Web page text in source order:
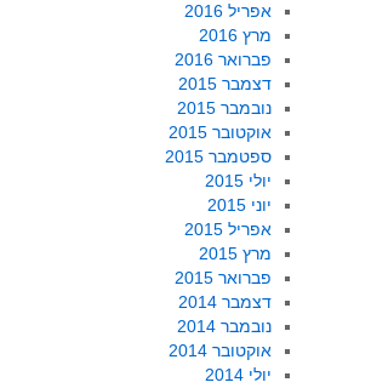
אפריל 2016
מרץ 2016
פברואר 2016
דצמבר 2015
נובמבר 2015
אוקטובר 2015
ספטמבר 2015
יולי 2015
יוני 2015
אפריל 2015
מרץ 2015
פברואר 2015
דצמבר 2014
נובמבר 2014
אוקטובר 2014
יולי 2014